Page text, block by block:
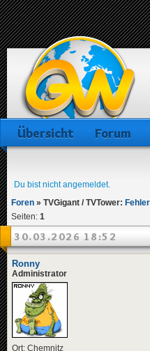
Übersicht Forum
Du bist nicht angemeldet.
Foren » TVGigant / TVTower:
Seiten: 1
30.03.2026 18:52
Ronny
Administrator
Ort: Chemnitz